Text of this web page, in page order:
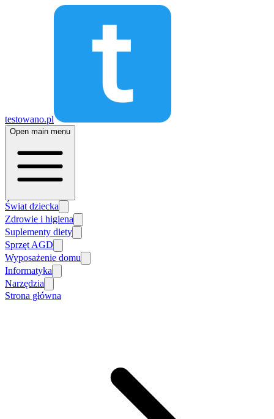
testowano.pl
Open main menu
Świat dziecka
Zdrowie i higiena
Suplementy diety
Sprzęt AGD
Wyposażenie domu
Informatyka
Narzędzia
Strona główna